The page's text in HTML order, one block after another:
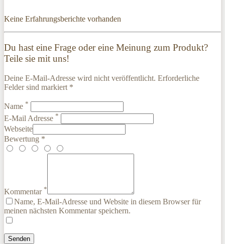
Keine Erfahrungsberichte vorhanden
Du hast eine Frage oder eine Meinung zum Produkt?
Teile sie mit uns!
Deine E-Mail-Adresse wird nicht veröffentlicht. Erforderliche
Felder sind markiert *
Name *
E-Mail Adresse *
Webseite
Bewertung *
Kommentar *
Name, E-Mail-Adresse und Website in diesem Browser für
meinen nächsten Kommentar speichern.